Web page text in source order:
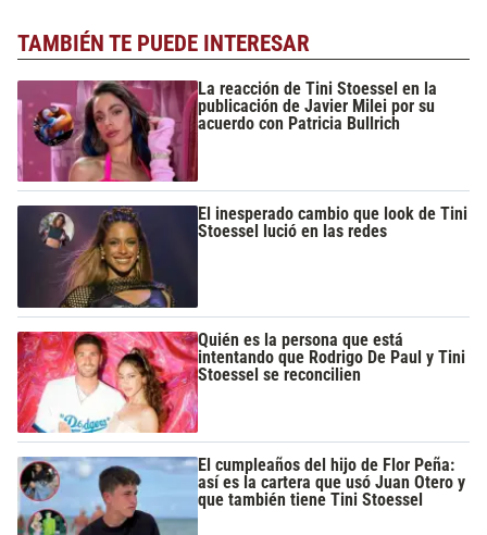
TAMBIÉN TE PUEDE INTERESAR
La reacción de Tini Stoessel en la
publicación de Javier Milei por su
acuerdo con Patricia Bullrich
El inesperado cambio que look de Tini
Stoessel lució en las redes
Quién es la persona que está
intentando que Rodrigo De Paul y Tini
Stoessel se reconcilien
El cumpleaños del hijo de Flor Peña:
así es la cartera que usó Juan Otero y
que también tiene Tini Stoessel